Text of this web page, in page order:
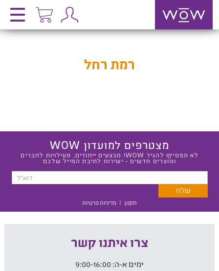
רמת רחל
מצטרפים למועדון WOW
לא תפסיקו להגיד WOW! מבצעים ייחודים, פעילויות לחברים
ומוצרים חדשים - ישירות לתיבת המייל שלכם
תקנון | מדיניות פרטיות
צרו איתנו קשר
ימים א-ה: